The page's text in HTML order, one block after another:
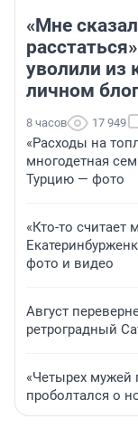
«Мне
уволили из
личном
8 часов 17 949
«Расходы на
многодетная
Турцию — фото
«Кто-то
фото и видео
Август
ретроградный
«Четырех мужей
проболтался о